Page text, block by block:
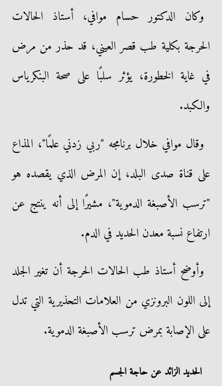
وكان الدكتور حسام موافي، أستاذ الحالات
الحرجة بكلية طب قصر العيني، قد حذر من مرض
في غاية الخطورة، يؤثر سلبًا على صحة البنكرياس
والكبد.
وقال موافي خلال برنامجه "ربي زدني علمًا"، المذاع
على قناة صدى البلد، إن المرض الذي يقصده هو
"ترسب الأصبغة الدموية"، مشيرًا إلى أنه ينتج عن
ارتفاع نسبة معدن الحديد في الدم.
وأوضح أستاذ طب الحالات الحرجة أن تغير الجلد
إلى اللون البرونزي من العلامات التحذيرية التي تدل
على الإصابة بمرض ترسب الأصبغة الدموية.
الحديد الزائد عن حاجة الجسم